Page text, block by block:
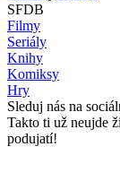
SFDB
Filmy
Seriály
Knihy
Komiksy
Hry
Sleduj nás na
Takto ti už neujde
podujatí!